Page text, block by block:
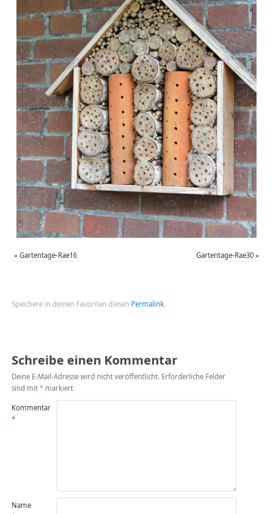
« Gartentage-Rae16 Gartentage-Rae30 »
Speichere in deinen Favoriten diesen Permalink.
Schreibe einen Kommentar
Deine E-Mail-Adresse wird nicht veröffentlicht. Erforderliche Felder
sind mit *markiert
Kommentar
*
Name